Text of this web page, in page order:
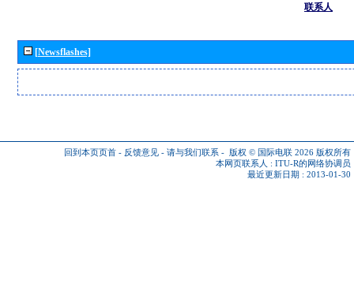
联系人
[Newsflashes]
回到本页页首 - 反馈意见 - 请与我们联系 - 版权 © 国际电联 2026 版权所有
本网页联系人 : ITU-R的网络协调员
最近更新日期 : 2013-01-30